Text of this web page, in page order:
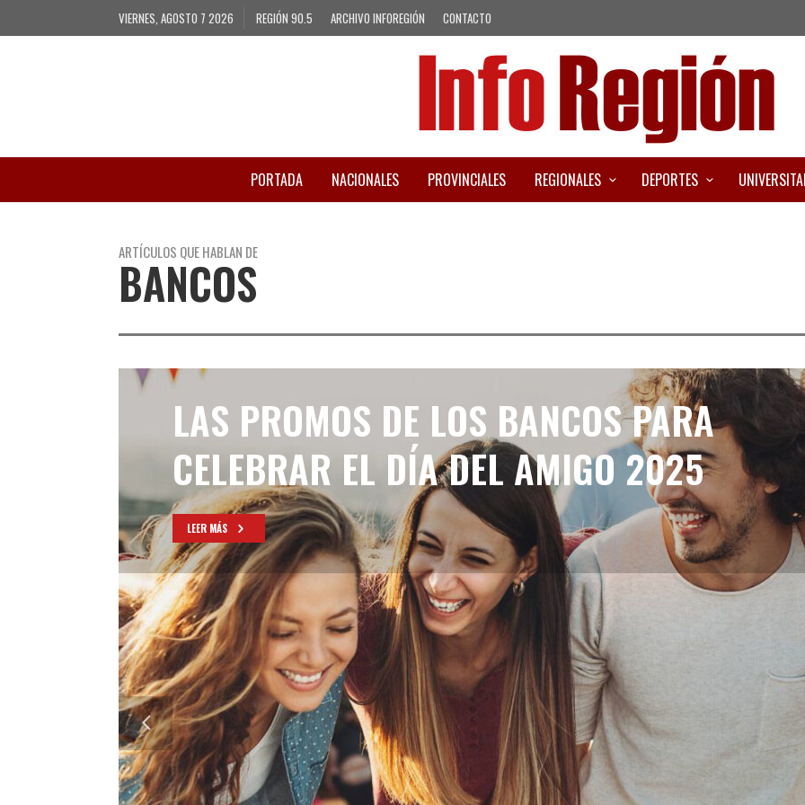
VIERNES, AGOSTO 7 2026 REGIÓN 90.5 ARCHIVO INFOREGIÓN CONTACTO
PORTADA NACIONALES PROVINCIALES REGIONALES DEPORTES
ARTÍCULOS QUE HABLAN DE
BANCOS
LAS PROMOS DE LOS BANCOS PARA
CELEBRAR EL DÍA DEL AMIGO 2025
LEER MÁS